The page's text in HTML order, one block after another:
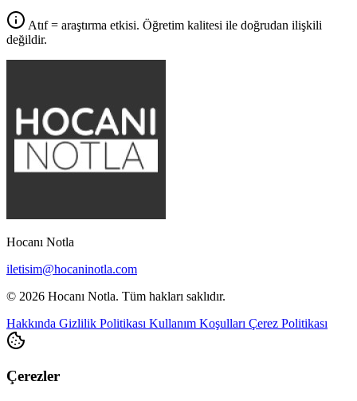
Atıf = araştırma etkisi. Öğretim kalitesi ile doğrudan ilişkili
değildir.
Hocanı Notla
iletisim@hocaninotla.com
© 2026 Hocanı Notla. Tüm hakları saklıdır.
Hakkında Gizlilik Politikası Kullanım Koşulları Çerez Politikası
Çerezler